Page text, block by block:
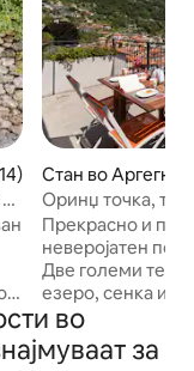
оцена: 4,93 од 5,
Стан во Аргегно
Оринџ точка,
езеро Приватна
Прекрасно и
неверојатен
Две големи
езеро, сенка и
Бесплатен
бесплатен
Пешачете 3
во
за